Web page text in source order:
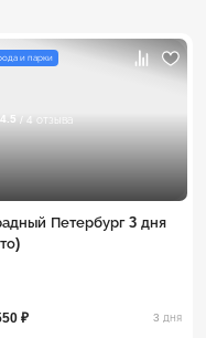
и парки
4.5 / 4 отзыва
Петербург 3 дня
₽ 3 дня